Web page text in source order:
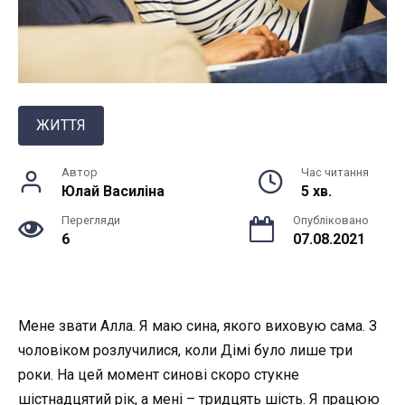
ЖИТТЯ
Автор
Юлай Василiна
Час читання
5 хв.
Перегляди
6
Опубліковано
07.08.2021
Мене звати Алла. Я маю сина, якого виховую сама. З
чоловіком poзлучилися, коли Дімі було лише три
роки. На цей момент синові скоро стукне
шістнадцятий рік, а мені – тридцять шість. Я працюю